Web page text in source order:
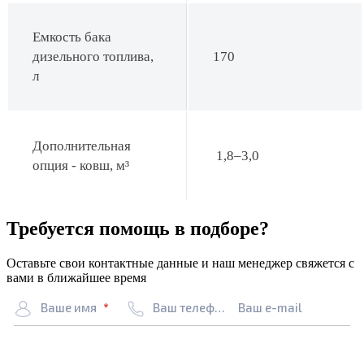
Емкость бака
дизельного топлива,
л
170
Дополнительная
опция - ковш, м³
1,8–3,0
Требуется помощь в подборе?
Оставьте свои контактные данные и наш менеджер свяжется с
вами в ближайшее время
Ваше имя Ваш телефон Ваш e-mail